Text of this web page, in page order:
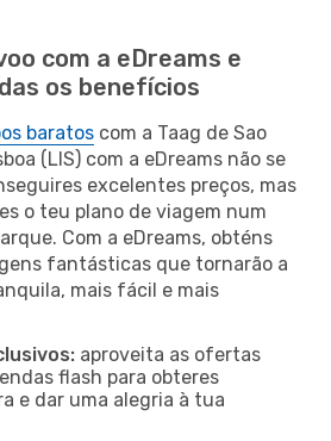
com a eDreams e
os benefícios
baratos com a Taag de Sao
(LIS) com a eDreams não se
excelentes preços, mas
o teu plano de viagem num
Com a eDreams, obténs
fantásticas que tornarão a
mais fácil e mais
aproveita as ofertas
flash para obteres
e dar uma alegria à tua